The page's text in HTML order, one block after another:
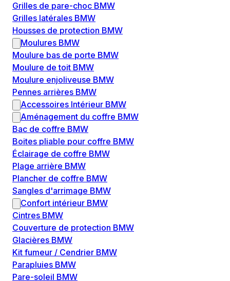
Grilles de pare-choc BMW
Grilles latérales BMW
Housses de protection BMW
Moulures BMW
Moulure bas de porte BMW
Moulure de toit BMW
Moulure enjoliveuse BMW
Pennes arrières BMW
Accessoires Intérieur BMW
Aménagement du coffre BMW
Bac de coffre BMW
Boites pliable pour coffre BMW
Éclairage de coffre BMW
Plage arrière BMW
Plancher de coffre BMW
Sangles d'arrimage BMW
Confort intérieur BMW
Cintres BMW
Couverture de protection BMW
Glacières BMW
Kit fumeur / Cendrier BMW
Parapluies BMW
Pare-soleil BMW